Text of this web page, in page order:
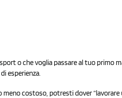
o che voglia passare al tuo primo
esperienza.
costoso, potresti dover “lavorare